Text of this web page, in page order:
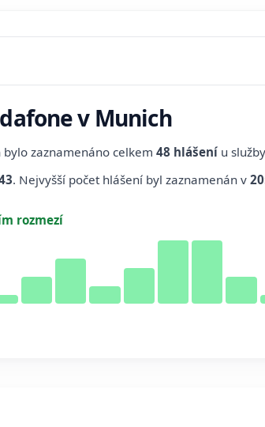
v Munich
zaznamenáno celkem 48 hlášení u služby
. Nejvyšší počet hlášení byl zaznamenán v
rozmezí